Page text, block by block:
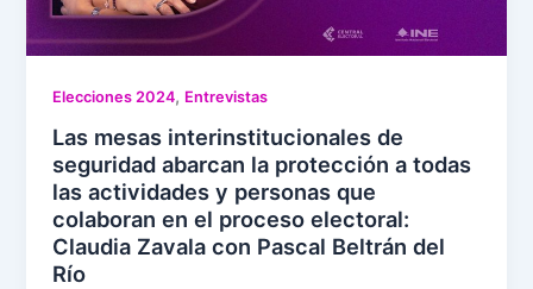
Elecciones 2024, Entrevistas
Las mesas interinstitucionales de
seguridad abarcan la protección a todas
las actividades y personas que
colaboran en el proceso electoral:
Claudia Zavala con Pascal Beltrán del
Río